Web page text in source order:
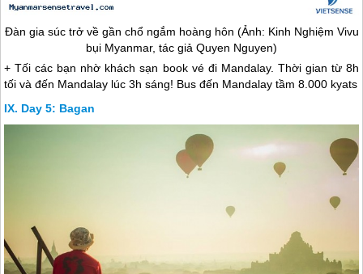
Đàn gia súc trở về gần chổ ngắm hoàng hôn (Ảnh: Kinh Nghiệm Vivu
bụi Myanmar, tác giả Quyen Nguyen)
+ Tối các bạn nhờ khách sạn book vé đi Mandalay. Thời gian từ 8h
tối và đến Mandalay lúc 3h sáng! Bus đến Mandalay tầm 8.000 kyats
Day 5: Bagan